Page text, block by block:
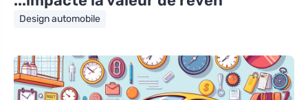
Design automobile